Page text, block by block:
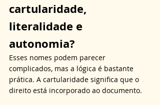
cartularidade,
literalidade e
autonomia?
Esses nomes podem parecer
complicados, mas a lógica é bastante
prática. A cartularidade significa que o
direito está incorporado ao documento.